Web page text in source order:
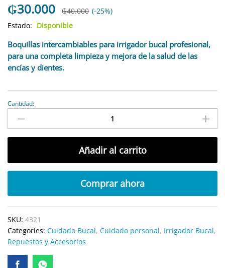
₲30.000 ₲40.000 (-25%)
Estado: Disponible
Boquillas intercambiables para irrigador bucal profesional,
para una completa limpieza y mejora de la salud de las
encías y dientes.
antidad
Cantidad:
Añadir al carrito
Comprar ahora
SKU: 4321
Categories: Cuidado Bucal, Cuidado personal, Irrigador Bucal,
Repuestos y Accesorios